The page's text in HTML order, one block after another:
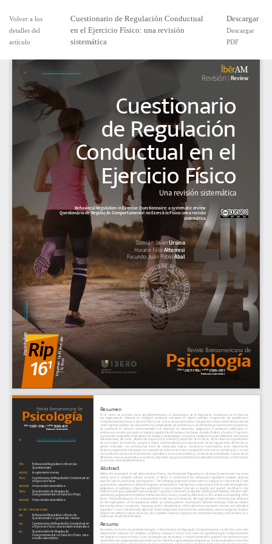
Volver a los
detalles del
artículo
Cuestionario de Regulación Conductual
en el Ejercicio Físico: una revisión
sistemática
Descargar
Descargar
PDF